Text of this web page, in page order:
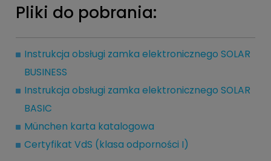
Pliki do pobrania:
Instrukcja obsługi zamka elektronicznego SOLAR
BUSINESS
Instrukcja obsługi zamka elektronicznego SOLAR
BASIC
München karta katalogowa
Certyfikat VdS (klasa odporności I)